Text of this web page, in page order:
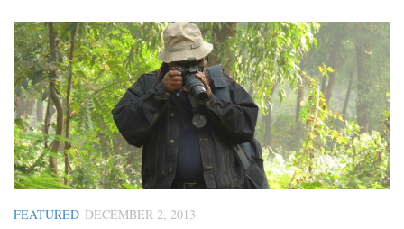
FEATURED DECEMBER 2, 2013